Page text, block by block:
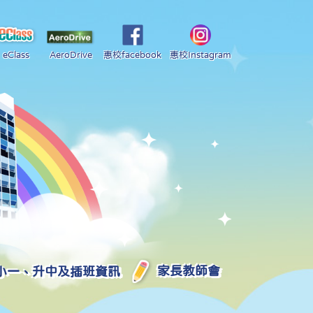
eClass AeroDrive 惠校facebook 惠校Instagram
一、升中及插班資訊 家長教師會